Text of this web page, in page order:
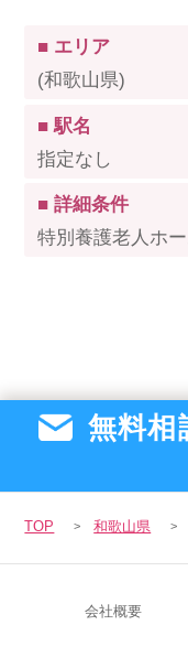
■ エリア
(和歌山県)
■ 駅名
指定なし
■ 詳細条件
特別養護老人ホ
無料相
TOP 和歌山県
会社概要